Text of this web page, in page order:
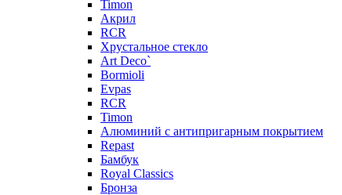
Timon
Акрил
RCR
Хрустальное стекло
Art Deco`
Bormioli
Evpas
RCR
Timon
Алюминий с антипригарным покрытием
Repast
Бамбук
Royal Classics
Бронза